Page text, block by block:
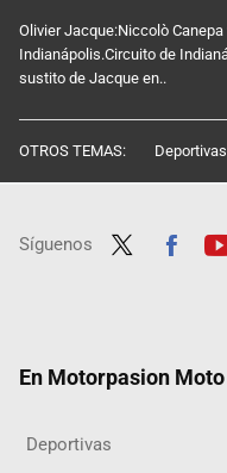
Olivier Jacque:Niccolò
Indianápolis.Circuito de
sustito de Jacque en..
OTROS TEMAS: Deportivas
Síguenos
En Motorpasion
Deportivas